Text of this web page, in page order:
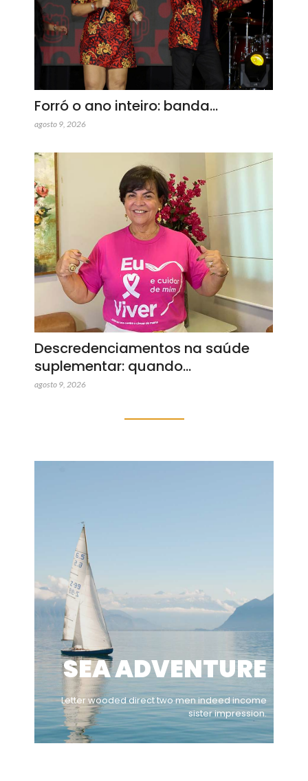
Forró o ano inteiro: banda…
agosto 9, 2026
Descredenciamentos na saúde
suplementar: quando…
agosto 9, 2026
SEA ADVENTURE
Letter wooded direct two men indeed income
sister impression.